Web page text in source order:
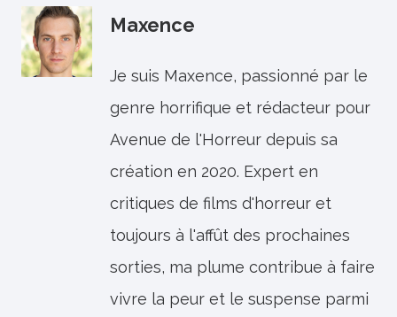
Maxence
Je suis Maxence, passionné par le
genre horrifique et rédacteur pour
Avenue de l'Horreur depuis sa
création en 2020. Expert en
critiques de films d'horreur et
toujours à l'affût des prochaines
sorties, ma plume contribue à faire
vivre la peur et le suspense parmi